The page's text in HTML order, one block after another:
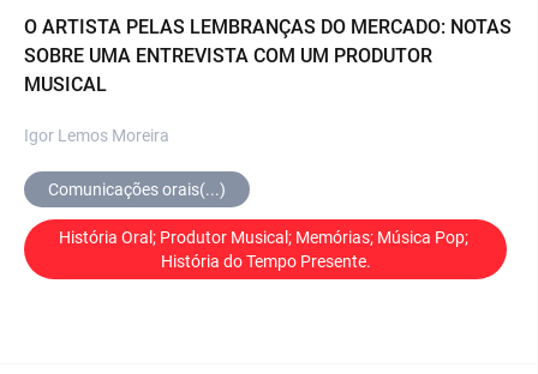
O ARTISTA PELAS LEMBRANÇAS DO MERCADO: NOTAS
SOBRE UMA ENTREVISTA COM UM PRODUTOR
MUSICAL
Igor Lemos Moreira
Comunicações orais(...)
História Oral; Produtor Musical; Memórias; Música Pop;
História do Tempo Presente.